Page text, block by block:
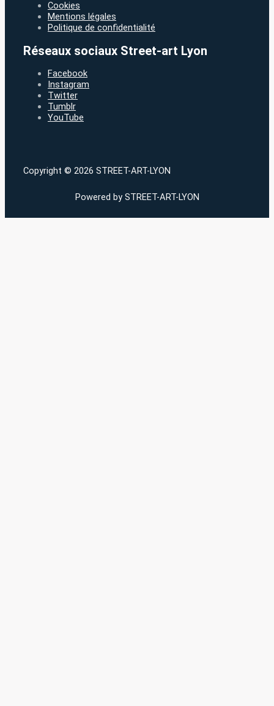
Cookies
Mentions légales
Politique de confidentialité
Réseaux sociaux Street-art Lyon
Facebook
Instagram
Twitter
Tumblr
YouTube
Copyright © 2026 STREET-ART-LYON
Powered by STREET-ART-LYON